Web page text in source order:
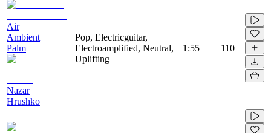
Air
Ambient
Palm
Nazar
Hrushko
Pop, Electricguitar,
Electroamplified, Neutral,
Uplifting
1:55 110